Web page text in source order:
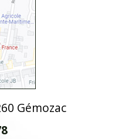
Gémozac